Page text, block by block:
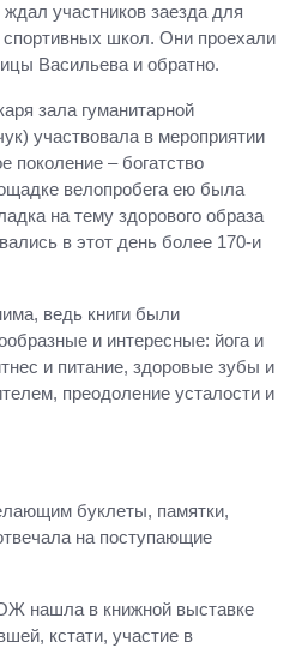
участников заезда для
спортивных школ. Они проехали
Васильева и обратно.
зала гуманитарной
участвовала в мероприятии
поколение – богатство
велопробега ею была
на тему здорового образа
в этот день более 170-и
ведь книги были
и интересные: йога и
и питание, здоровые зубы и
преодоление усталости и
буклеты, памятки,
на поступающие
нашла в книжной выставке
кстати, участие в